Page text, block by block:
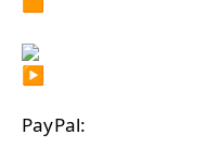
PayPal: